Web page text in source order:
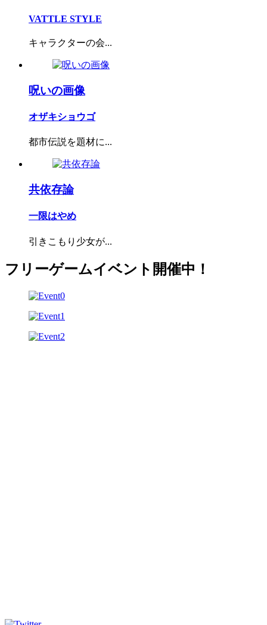
VATTLE STYLE
キャラクターの会...
呪いの画像
オザキショウゴ
都市伝説を題材に...
共依存論
一限はやめ
引きこもり少女が...
フリーゲームイベント開催中！